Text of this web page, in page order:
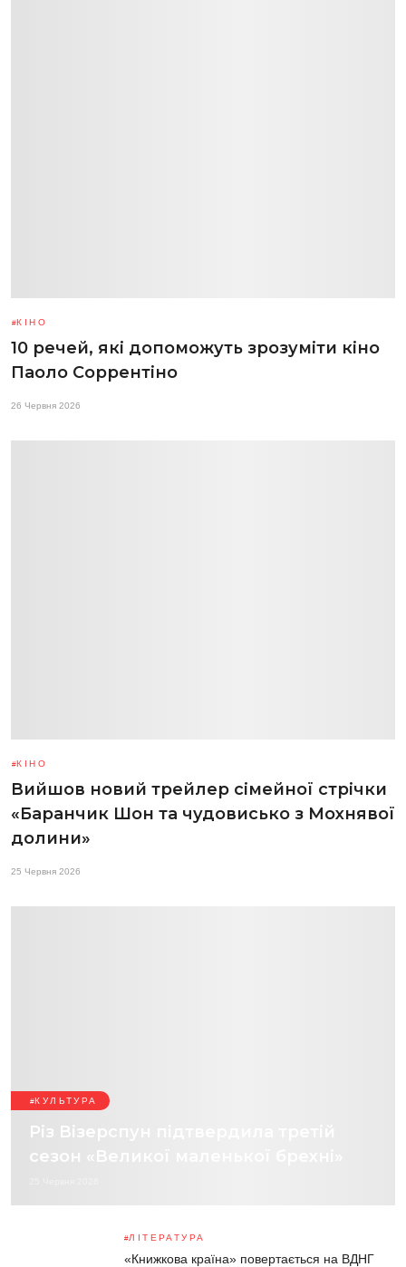
КІНО
10 речей, які допоможуть зрозуміти кіно
Паоло Соррентіно
26 Червня 2026
КІНО
Вийшов новий трейлер сімейної стрічки
«Баранчик Шон та чудовисько з Мохнявої
долини»
25 Червня 2026
КУЛЬТУРА
Різ Візерспун підтвердила третій
сезон «Великої маленької брехні»
ЛІТЕРАТУРА
«Книжкова країна» повертається на ВДНГ